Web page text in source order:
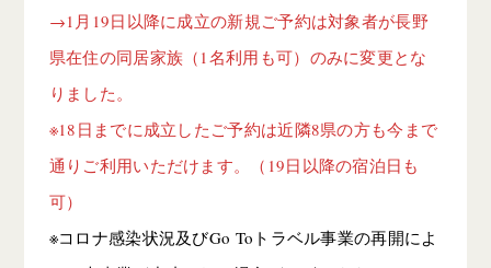
→1月19日以降に成立の新規ご予約は対象者が長野
県在住の同居家族（1名利用も可）のみに変更とな
りました。
※18日までに成立したご予約は近隣8県の方も今まで
通りご利用いただけます。（19日以降の宿泊日も
可）
※コロナ感染状況及びGo Toトラベル事業の再開によ